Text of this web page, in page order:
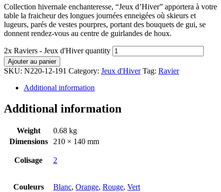
Collection hivernale enchanteresse, “Jeux d’Hiver” apportera à votre
table la fraicheur des longues journées enneigées où skieurs et
lugeurs, parés de vestes pourpres, portant des bouquets de gui, se
donnent rendez-vous au centre de guirlandes de houx.
2x Raviers - Jeux d'Hiver quantity
Ajouter au panier
SKU: N220-12-191 Category: Jeux d'Hiver Tag: Ravier
Additional information
Additional information
Weight
0.68 kg
Dimensions
210 × 140 mm
Colisage 2
Couleurs Blanc, Orange, Rouge, Vert